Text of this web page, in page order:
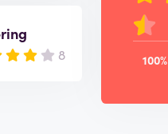
8 100%